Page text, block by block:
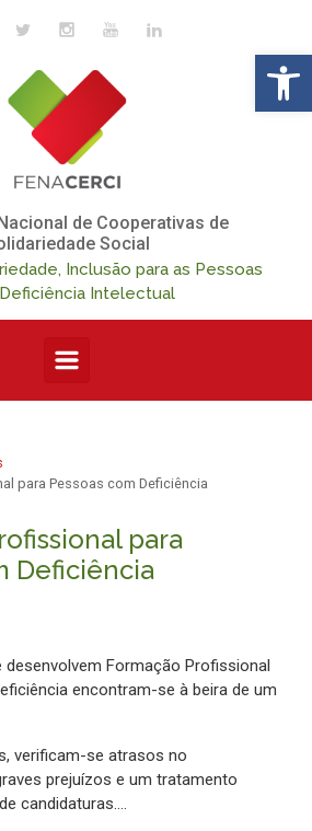
de Cooperativas de
Social
Inclusão para as Pessoas
Intelectual
para Pessoas com Deficiência
para
Deficiência
Formação Profissional
encontram-se à beira de um
verificam-se atrasos no
prejuízos e um tratamento
candidaturas….